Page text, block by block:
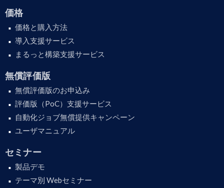
価格
価格と購入方法
導入支援サービス
まるっと構築支援サービス
無償評価版
無償評価版のお申込み
評価版（PoC）支援サービス
自動化ジョブ無償提供キャンペーン
ユーザマニュアル
セミナー
製品デモ
テーマ別 Webセミナー